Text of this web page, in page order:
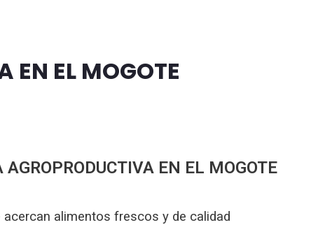
EN EL MOGOTE
EN EL MOGOTE
alimentos frescos y de calidad